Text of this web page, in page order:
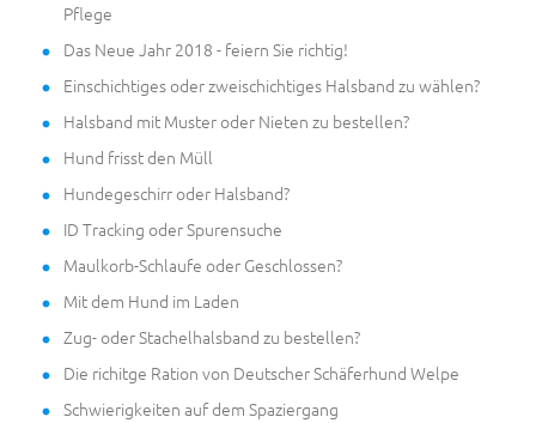
Pflege
Das Neue Jahr 2018 - feiern Sie richtig!
Einschichtiges oder zweischichtiges Halsband zu wählen?
Halsband mit Muster oder Nieten zu bestellen?
Hund frisst den Müll
Hundegeschirr oder Halsband?
ID Tracking oder Spurensuche
Maulkorb-Schlaufe oder Geschlossen?
Mit dem Hund im Laden
Zug- oder Stachelhalsband zu bestellen?
Die richitge Ration von Deutscher Schäferhund Welpe
Schwierigkeiten auf dem Spaziergang